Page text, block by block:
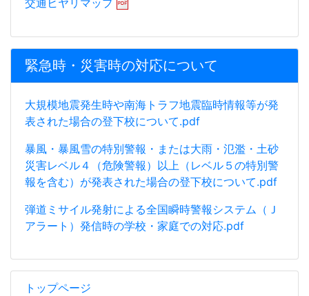
トップページ
交通ヒヤリマップ
緊急時・災害時の対応について
大規模地震発生時や南海トラフ地震臨時情報等が発
表された場合の登下校について.pdf
暴風・暴風雪の特別警報・または大雨・氾濫・土砂
災害レベル４（危険警報）以上（レベル５の特別警
報を含む）が発表された場合の登下校について.pdf
弾道ミサイル発射による全国瞬時警報システム（Ｊ
アラート）発信時の学校・家庭での対応.pdf